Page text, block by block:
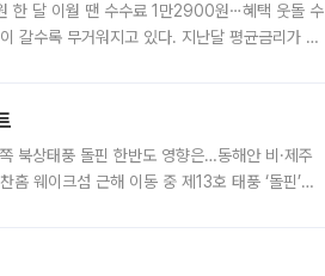
달 이월 땐 수수료 1만2900원⋯혜택 웃돌 수
갈수록 무거워지고 있다. 지난달 평균금리가 연
북상태풍 돌핀 한반도 영향은…동해안 비·제주
웨이크섬 근해 이동 중 제13호 태풍 ‘돌핀’이